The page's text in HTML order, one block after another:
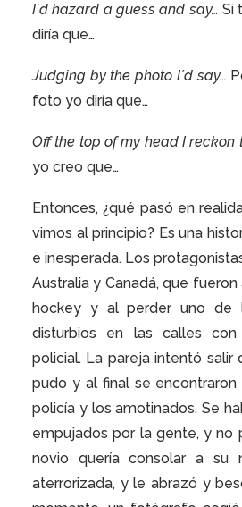
I´d hazard a guess and say… Si
diría que…
Judging by the photo I´d say…
foto yo diría que…
Off the top of my head I reckon
yo creo que…
Entonces, ¿qué pasó en
vimos al principio? Es una
e inesperada. Los
Australia y Canadá, que
hockey y al perder uno de
disturbios en las calles con
policial. La pareja intentó salir
pudo y al final se
policía y los amotinados. Se
empujados por la gente, y no
novio quería consolar a su
aterrorizada, y le abrazó y